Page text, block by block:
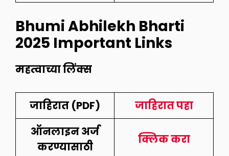
Bhumi Abhilekh Bharti
2025 Important Links
महत्वाच्या लिंक्स
जाहिरात (PDF)
जाहिरात पहा
ऑनलाइन अर्ज
करण्यासाठी
क्लिक करा